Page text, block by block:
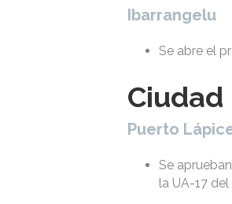
Ibarrangelu
Se abre el
Ciudad
Puerto
Se
la UA-17